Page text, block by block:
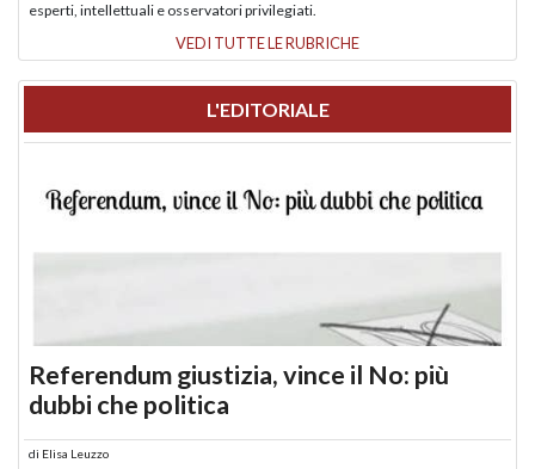
esperti, intellettuali e osservatori privilegiati.
VEDI TUTTE LE RUBRICHE
L'EDITORIALE
Referendum giustizia, vince il No: più
dubbi che politica
di Elisa Leuzzo